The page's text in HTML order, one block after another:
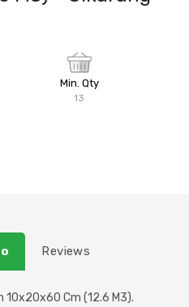
Plat
Min. Qty
13
Reviews
10x20x60 Cm (12.6 M3).